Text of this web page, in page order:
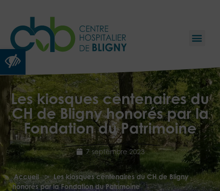
Ouvrir la barre d’outils
Les kiosques centenaires du
CH de Bligny honorés par la
Fondation du Patrimoine
7 septembre 2023
Accueil > Les kiosques centenaires du CH de Bligny
honorés par la Fondation du Patrimoine